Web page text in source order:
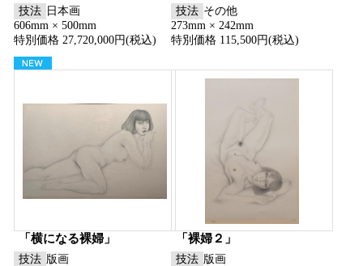
技法 日本画
606mm × 500mm
特別価格 27,720,000円(税込)
技法 その他
273mm × 242mm
特別価格 115,500円(税込)
「横になる裸婦」
技法 版画
「裸婦２」
技法 版画